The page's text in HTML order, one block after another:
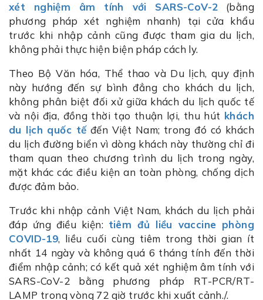
xét nghiệm âm tính với SARS-CoV-2 (bằng
phương pháp xét nghiệm nhanh) tại cửa khẩu
trước khi nhập cảnh cũng được tham gia du lịch,
không phải thực hiện biện pháp cách ly.
Theo Bộ Văn hóa, Thể thao và Du lịch, quy định
này hướng đến sự bình đẳng cho khách du lịch,
không phân biệt đối xử giữa khách du lịch quốc tế
và nội địa, đồng thời tạo thuận lợi, thu hút khách
du lịch quốc tếđến Việt Nam; trong đó có khách
du lịch đường biển vì dòng khách này thường chỉ đi
tham quan theo chương trình du lịch trong ngày,
mặt khác các điều kiện an toàn phòng, chống dịch
được đảm bảo.
Trước khi nhập cảnh Việt Nam, khách du lịch phải
đáp ứng điều kiện: tiêm đủ liều vaccine phòng
COVID-19, liều cuối cùng tiêm trong thời gian ít
nhất 14 ngày và không quá 6 tháng tính đến thời
điểm nhập cảnh; có kết quả xét nghiệm âm tính với
SARS-CoV-2 bằng phương pháp RT-PCR/RT-
LAMP trong vòng 72 giờ trước khi xuất cảnh./.